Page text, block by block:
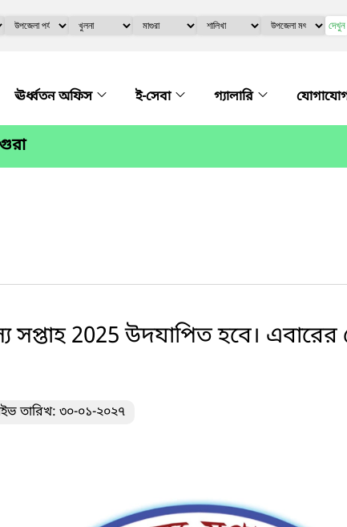
দেখুন
ঊর্ধ্বতন অফিস ই-সেবা গ্যালারি
2025 উদযাপিত হবে। এবারের
তারিখ: ৩০-০১-২০২৭